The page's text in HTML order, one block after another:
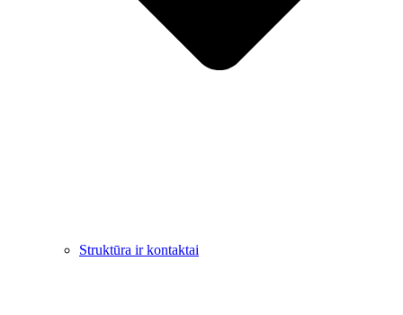
Struktūra ir kontaktai